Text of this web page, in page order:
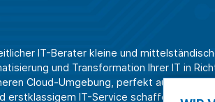
IT-Berater kleine und
und Transformation Ihrer IT in
Cloud-Umgebung, perfekt aufeinander
erstklassigem IT-Service schaffen wir